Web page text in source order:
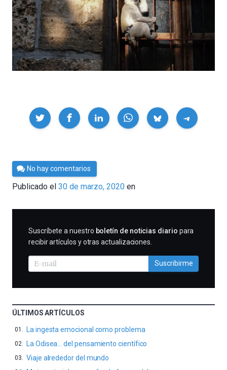
Compartir
Por
César
Tomé
No hay comentarios
Publicado el 30 de marzo, 2020 en
SUSCRIBIRME
Suscríbete a nuestro boletín de noticias diario para
recibir artículos y otras actualizaciones.
Suscribirme
ÚLTIMOS ARTÍCULOS
La ingesta emocional como problema
La Odisea… del pensamiento científico
Viaje alrededor del mundo